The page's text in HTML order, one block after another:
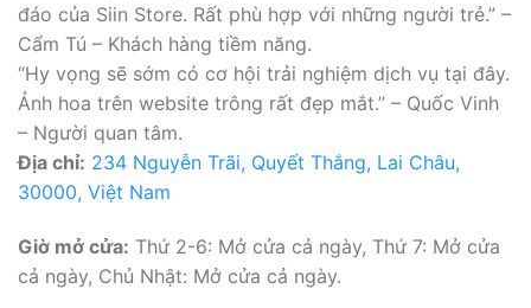
đáo của Siin Store. Rất phù hợp với những người trẻ.” –
Cẩm Tú – Khách hàng tiềm năng.
“Hy vọng sẽ sớm có cơ hội trải nghiệm dịch vụ tại đây.
Ảnh hoa trên website trông rất đẹp mắt.” – Quốc Vinh
– Người quan tâm.
Địa chỉ: 234 Nguyễn Trãi, Quyết Thắng, Lai Châu,
30000, Việt Nam
Giờ mở cửa: Thứ 2-6: Mở cửa cả ngày, Thứ 7: Mở cửa
cả ngày, Chủ Nhật: Mở cửa cả ngày.